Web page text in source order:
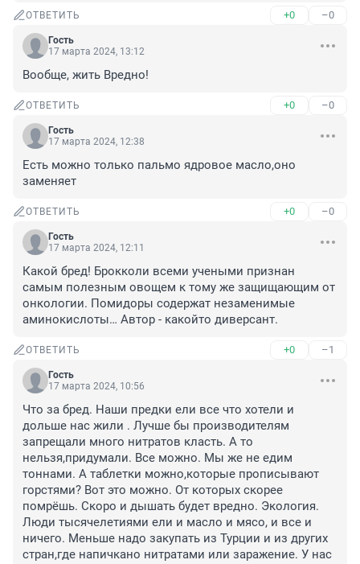
ОТВЕТИТЬ +0 –0
Гость
17 марта 2024, 13:12
Вообще, жить Вредно!
ОТВЕТИТЬ +0 –0
Гость
17 марта 2024, 12:38
Есть можно только пальмо ядровое масло,оно
заменяет
ОТВЕТИТЬ +0 –0
Гость
17 марта 2024, 12:11
Какой бред! Брокколи всеми учеными признан
самым полезным овощем к тому же защищающим от
онкологии. Помидоры содержат незаменимые
аминокислоты… Автор - какойто диверсант.
ОТВЕТИТЬ +0 –1
Гость
17 марта 2024, 10:56
Что за бред. Наши предки ели все что хотели и
дольше нас жили . Лучше бы производителям
запрещали много нитратов класть. А то
нельзя,придумали. Все можно. Мы же не едим
тоннами. А таблетки можно,которые прописывают
горстями? Вот это можно. От которых скорее
помрёшь. Скоро и дышать будет вредно. Экология.
Люди тысячелетиями ели и масло и мясо, и все и
ничего. Меньше надо закупать из Турции и из других
стран,где напичкано нитратами или заражение. У нас